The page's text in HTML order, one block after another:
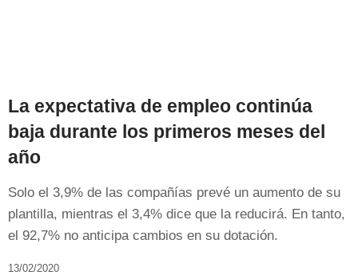
La expectativa de empleo continúa
baja durante los primeros meses del
año
Solo el 3,9% de las compañías prevé un aumento de su
plantilla, mientras el 3,4% dice que la reducirá. En tanto,
el 92,7% no anticipa cambios en su dotación.
13/02/2020